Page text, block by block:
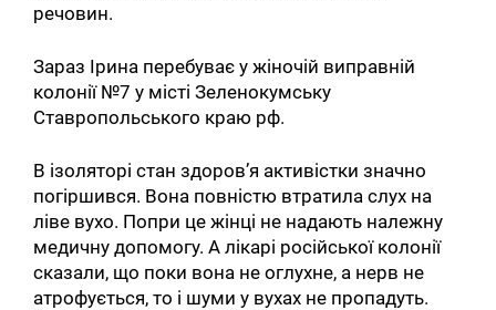
речовин.
Зараз Ірина перебуває у жіночій виправній
колонії №7 у місті Зеленокумську
Ставропольського краю рф.
В ізоляторі стан здоров’я активістки значно
погіршився. Вона повністю втратила слух на
ліве вухо. Попри це жінці не надають належну
медичну допомогу. А лікарі російської колонії
сказали, що поки вона не оглухне, а нерв не
атрофується, то і шуми у вухах не пропадуть.